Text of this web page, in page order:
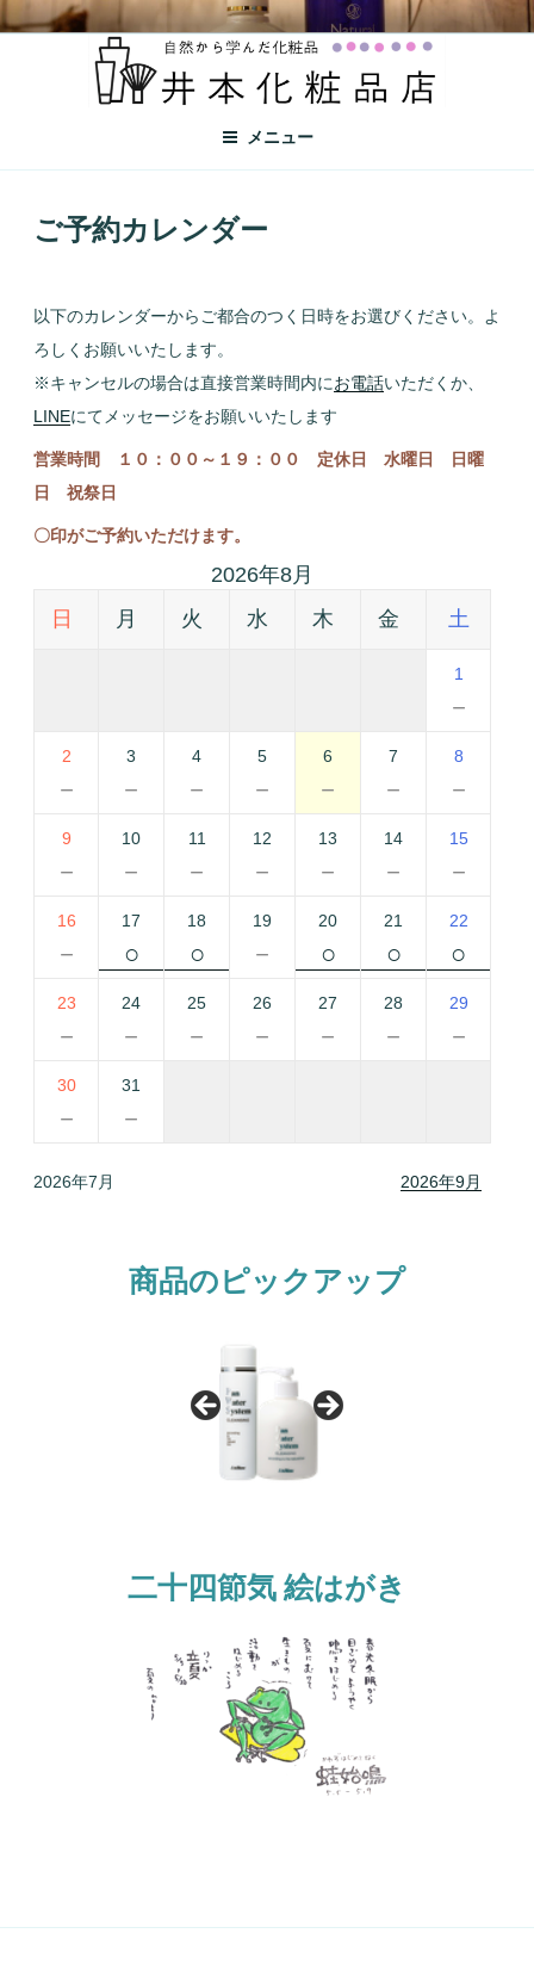
井本化粧品店
自然から学んだ化粧品
メニュー
ご予約カレンダー
以下のカレンダーからご都合のつく日時をお選びください。よ
ろしくお願いいたします。
※キャンセルの場合は直接営業時間内にお電話いただくか、
LINEにてメッセージをお願いいたします
営業時間 １０：００～１９：００ 定休日 水曜日
日曜
日 祝祭日
〇印がご予約いただけます。
2026年8月
日
月 火 水 木 金 土
1
－
2
－
3
－
4
－
5
－
6
－
7
－
8
－
9
－
10
－
11
－
12
－
13
－
14
－
15
－
16
－
17
○
18
○
19
－
20
○
21
○
22
○
23
－
24
－
25
－
26
－
27
－
28
－
29
－
30
－
31
－
2026年7月 2026年9月
商品のピックアップ
二十四節気 絵はがき